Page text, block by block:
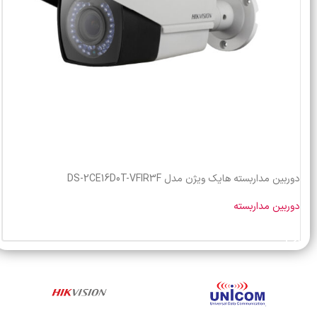
دوربین مداربسته هایک ویژن مدل DS-2CE16D0T-VFIR3F
دوربین مداربسته